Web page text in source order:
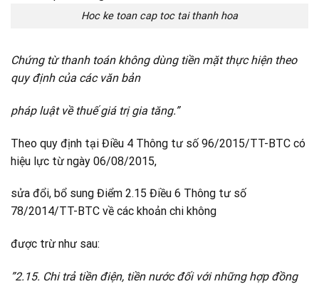
Hoc ke toan cap toc tai thanh hoa
Chứng từ thanh toán không dùng tiền mặt thực hiện theo
quy định của các văn bản
pháp luật về thuế giá trị gia tăng.”
Theo quy định tại Điều 4 Thông tư số 96/2015/TT-BTC có
hiệu lực từ ngày 06/08/2015,
sửa đổi, bổ sung Điểm 2.15 Điều 6 Thông tư số
78/2014/TT-BTC về các khoản chi không
được trừ như sau:
”2.15. Chi trả tiền điện, tiền nước đối với những hợp đồng